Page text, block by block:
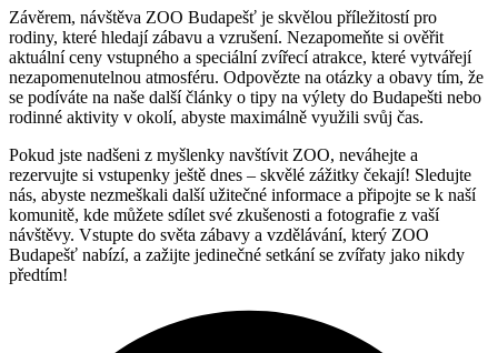
Závěrem, návštěva ZOO Budapešť je skvělou příležitostí pro
rodiny, které hledají zábavu a vzrušení. Nezapomeňte si ověřit
aktuální ceny vstupného a speciální zvířecí atrakce, které vytvářejí
nezapomenutelnou atmosféru. Odpovězte na otázky a obavy tím, že
se podíváte na naše další články o tipy na výlety do Budapešti nebo
rodinné aktivity v okolí, abyste maximálně využili svůj čas.
Pokud jste nadšeni z myšlenky navštívit ZOO, neváhejte a
rezervujte si vstupenky ještě dnes – skvělé zážitky čekají! Sledujte
nás, abyste nezmeškali další užitečné informace a připojte se k naší
komunitě, kde můžete sdílet své zkušenosti a fotografie z vaší
návštěvy. Vstupte do světa zábavy a vzdělávání, který ZOO
Budapešť nabízí, a zažijte jedinečné setkání se zvířaty jako nikdy
předtím!